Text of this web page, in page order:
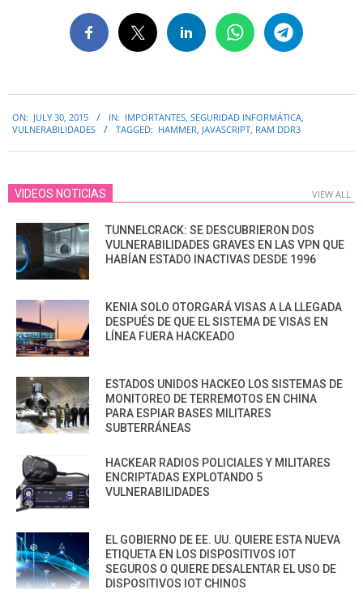
07-
ON: JULY 30, 2015 IN: IMPORTANTES SEGURIDAD INFORMÁTICA
VULNERABILIDADES
TAGGED: HAMMER JAVASCRIPT RAM DDR3
VIDEOS NOTICIAS VIEW ALL
TUNNELCRACK: SE DESCUBRIERON DOS
VULNERABILIDADES GRAVES EN LAS VPN QUE
HABÍAN ESTADO INACTIVAS DESDE 1996
KENIA SOLO OTORGARÁ VISAS A LA LLEGADA
DESPUÉS DE QUE EL SISTEMA DE VISAS EN
LÍNEA FUERA HACKEADO
ESTADOS UNIDOS HACKEO LOS SISTEMAS DE
MONITOREO DE TERREMOTOS EN CHINA
PARA ESPIAR BASES MILITARES
SUBTERRÁNEAS
HACKEAR RADIOS POLICIALES Y MILITARES
ENCRIPTADAS EXPLOTANDO 5
VULNERABILIDADES
EL GOBIERNO DE EE. UU. QUIERE ESTA NUEVA
ETIQUETA EN LOS DISPOSITIVOS IOT
SEGUROS O QUIERE DESALENTAR EL USO DE
DISPOSITIVOS IOT CHINOS